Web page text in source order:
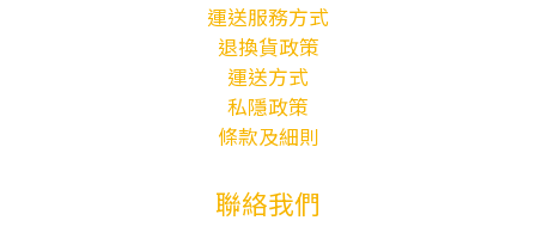
運送服務方式
退換貨政策
運送方式
私隱政策
條款及細則
聯絡我們